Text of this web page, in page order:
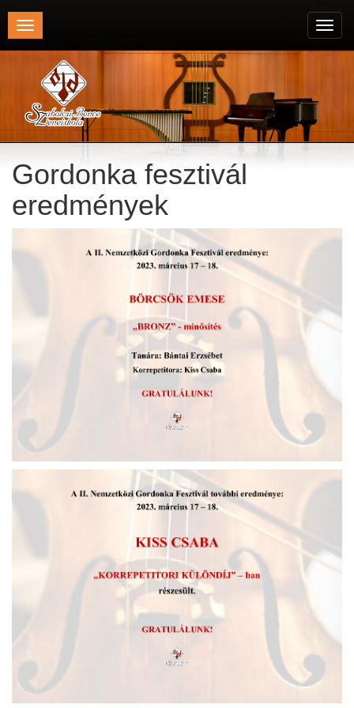
Toggle
navigation
Területi Válogatója
Gordonka fesztivál
eredmények